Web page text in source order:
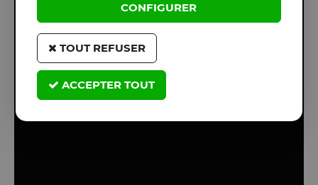
CONFIGURER
TOUT REFUSER
ACCEPTER TOUT